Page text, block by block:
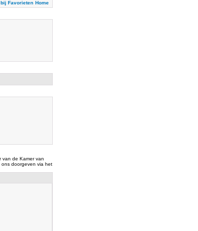
Favorieten Home
van de Kamer van
doorgeven via het